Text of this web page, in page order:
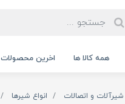
همه کالا ها اخرین محصولات
شیرآلات و اتصالات انواع شیرها